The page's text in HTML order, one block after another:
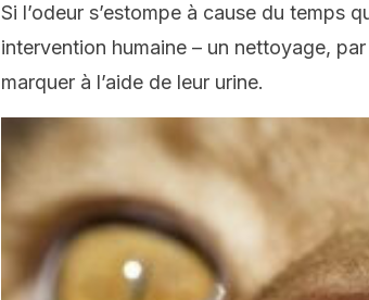
Si l’odeur s’estompe à cause du temps
intervention humaine – un nettoyage,
marquer à l’aide de leur urine.